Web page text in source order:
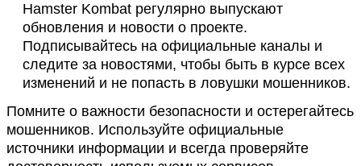
Hamster Kombat регулярно выпускают
обновления и новости о проекте.
Подписывайтесь на официальные каналы и
следите за новостями, чтобы быть в курсе всех
изменений и не попасть в ловушки мошенников​.
Помните о важности безопасности и остерегайтесь
мошенников. Используйте официальные
источники информации и всегда проверяйте